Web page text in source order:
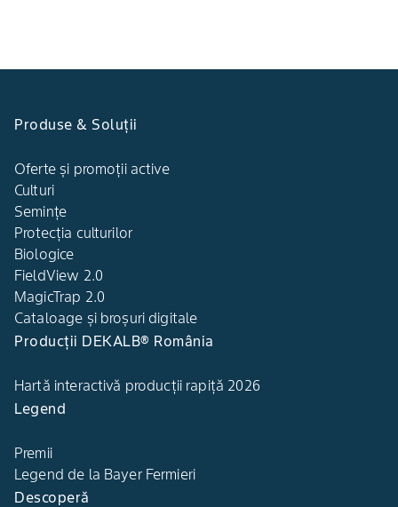
Produse & Soluții
Oferte și promoții active
Culturi
Semințe
Protecția culturilor
Biologice
FieldView 2.0
MagicTrap 2.0
Cataloage și broșuri digitale
Producții DEKALB® România
Hartă interactivă producții rapiță 2026
Legend
Premii
Legend de la Bayer Fermieri
Descoperă